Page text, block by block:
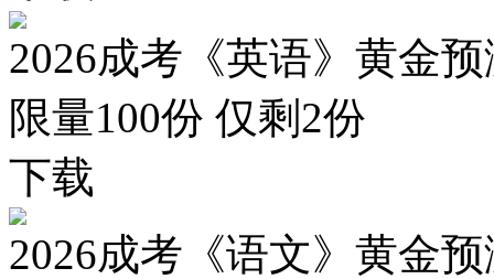
2026成考《英语》黄金
限量100份 仅剩 2份
下载
2026成考《语文》黄金